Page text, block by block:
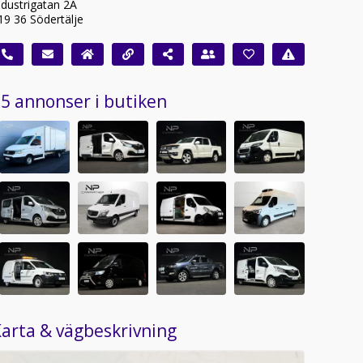
2A
36 Södertälje
annonser i butiken
& vägbeskrivning